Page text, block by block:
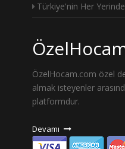
Türkiye'nin Her
ÖzelHocam.com özel
almak isteyenler
platformdur.
Devamı